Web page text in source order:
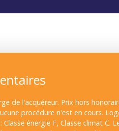
de l'acquéreur. Prix hors
procédure n'est en cours.
énergie F, Classe climat C.